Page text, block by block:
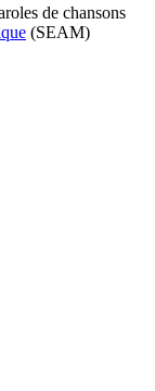
de chansons
(SEAM)